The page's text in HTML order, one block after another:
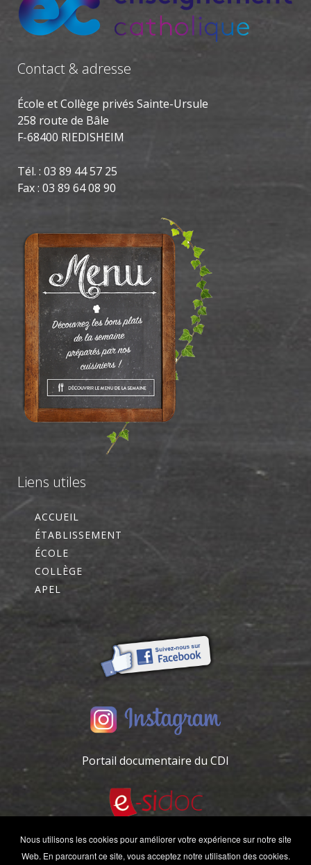
Contact & adresse
École et Collège privés Sainte-Ursule
258 route de Bâle
F-68400 RIEDISHEIM
Tél. : 03 89 44 57 25
Fax : 03 89 64 08 90
Liens utiles
ACCUEIL
ÉTABLISSEMENT
ÉCOLE
COLLÈGE
APEL
Portail documentaire du CDI
Nous utilisons les cookies pour améliorer votre expérience sur notre site
Web. En parcourant ce site, vous acceptez notre utilisation des cookies.